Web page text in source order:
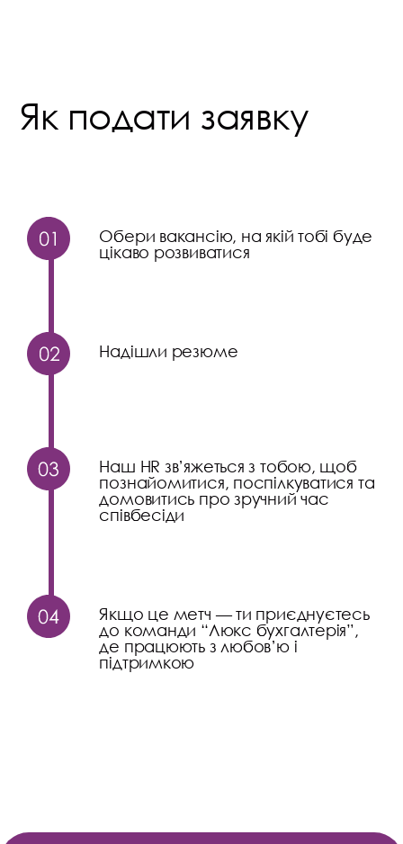
Як подати заявку
Обери вакансію, на якій тобі буде
цікаво розвиватися
Надішли резюме
Наш HR зв’яжеться з тобою, щоб
познайомитися, поспілкуватися та
домовитись про зручний час
співбесіди
Якщо це метч — ти приєднуєтесь
до команди “Люкс бухгалтерія”,
де працюють з любов’ю і
підтримкою